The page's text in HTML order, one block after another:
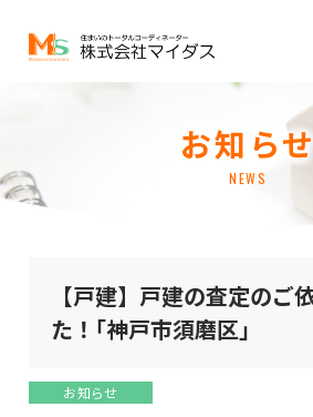
お知らせ
NEWS
【戸建】戸建の査定のご
た！｢神戸市須磨区｣
お知らせ